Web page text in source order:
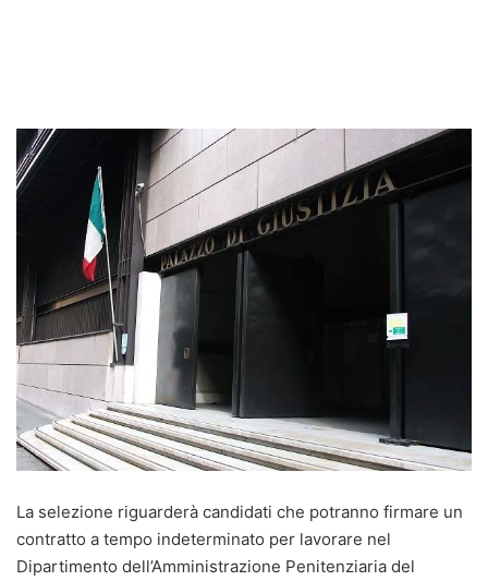
La selezione riguarderà candidati che potranno firmare un
contratto a tempo indeterminato per lavorare nel
Dipartimento dell’Amministrazione Penitenziaria del